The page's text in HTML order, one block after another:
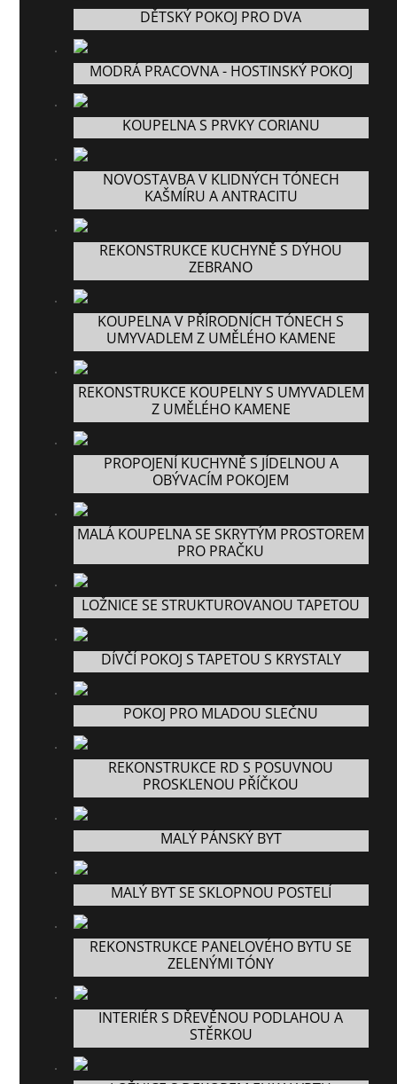
DĚTSKÝ POKOJ PRO DVA
MODRÁ PRACOVNA - HOSTINSKÝ POKOJ
KOUPELNA S PRVKY CORIANU
NOVOSTAVBA V KLIDNÝCH TÓNECH
KAŠMÍRU A ANTRACITU
REKONSTRUKCE KUCHYNĚ S DÝHOU
ZEBRANO
KOUPELNA V PŘÍRODNÍCH TÓNECH S
UMYVADLEM Z UMĚLÉHO KAMENE
REKONSTRUKCE KOUPELNY S UMYVADLEM
Z UMĚLÉHO KAMENE
PROPOJENÍ KUCHYNĚ S JÍDELNOU A
OBÝVACÍM POKOJEM
MALÁ KOUPELNA SE SKRYTÝM PROSTOREM
PRO PRAČKU
LOŽNICE SE STRUKTUROVANOU TAPETOU
DÍVČÍ POKOJ S TAPETOU S KRYSTALY
POKOJ PRO MLADOU SLEČNU
REKONSTRUKCE RD S POSUVNOU
PROSKLENOU PŘÍČKOU
MALÝ PÁNSKÝ BYT
MALÝ BYT SE SKLOPNOU POSTELÍ
REKONSTRUKCE PANELOVÉHO BYTU SE
ZELENÝMI TÓNY
INTERIÉR S DŘEVĚNOU PODLAHOU A
STĚRKOU